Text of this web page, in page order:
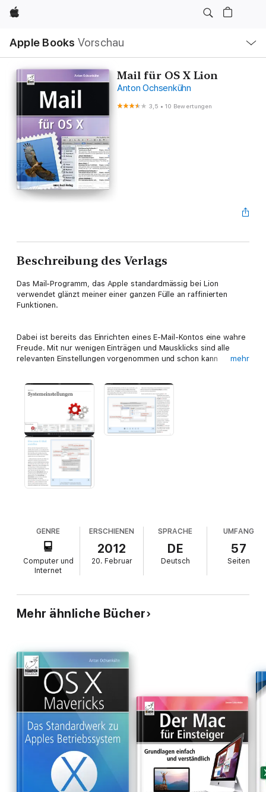
Apple
Apple Books Vorschau
Navigation
Menü
öffnen
Mail für OS X Lion
Anton Ochsenkühn
3,5 •10 Bewertungen
Beschreibung des Verlags
Das Mail-Programm, das Apple standardmässig bei Lion
verwendet glänzt meiner einer ganzen Fülle an raffinierten
Funktionen.
Dabei ist bereits das Einrichten eines E-Mail-Kontos eine wahre
Freude. Mit nur wenigen Einträgen und Mausklicks sind alle
relevanten Einstellungen vorgenommen und schon kann
mitkonfiguriert werden.
Mail ist ein sehr leistungsfähiger E-Mail-Client. Deshalb kann es
sinnvoll sein, von Daten von anderen E-Mail-Programmen zu
importieren. Wie das geht, wird hier ebenso Schritt-für-Schritt
erklärt, wie die vielfältigen Funktionen, die Mail anbietet wie
etwa formatierte HTML-E-Mails, coole Shortcuts für schnelles
Arbeiten, enorm leistungsfähige Suchfunktion, gruppieren von
E-Mails nach Konversationen und vieles mehr.
ausschließlich mit iBooks 2.0 oder höher geöffnet bzw.
gelesen werden kann.
mehr
GENRE
Computer und
Internet
ERSCHIENEN
2012
20. Februar
SPRACHE
DE
Deutsch
UMFANG
57
Seiten
Mehr ähnliche Bücher